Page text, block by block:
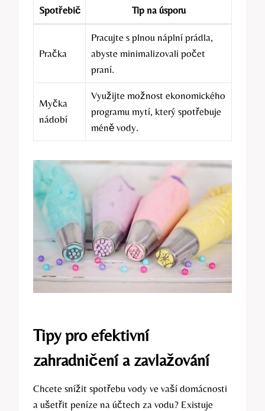
Spotřebič Tip na úsporu
Pračka
Pracujte s plnou náplní prádla,
abyste minimalizovali počet
praní.
Myčka
nádobí
Využijte možnost ekonomického
programu mytí, který spotřebuje
méně vody.
Tipy pro efektivní
zahradničení a zavlažování
Chcete snížit spotřebu vody ve vaší domácnosti
a ušetřit peníze na účtech za vodu? Existuje